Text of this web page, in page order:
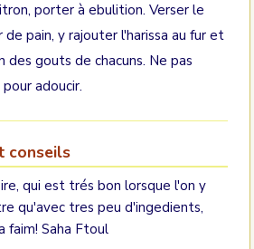
porter à ebulition. Verser le
pain, y rajouter l'harissa au fur et
des gouts de chacuns. Ne pas
adoucir.
conseils
qui est trés bon lorsque l'on y
qu'avec tres peu d'ingedients,
faim! Saha Ftoul